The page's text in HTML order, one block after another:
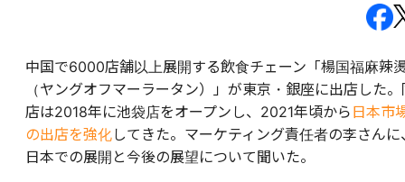
中国で6000店舗以上展開する飲食チェーン「楊国福麻辣
（ヤングオフマーラータン）」が東京・銀座に出店した。
店は2018年に池袋店をオープンし、2021年頃から 日本市
の出店を強化してきた。マーケティング責任者の李さんに
日本での展開と今後の展望について聞いた。